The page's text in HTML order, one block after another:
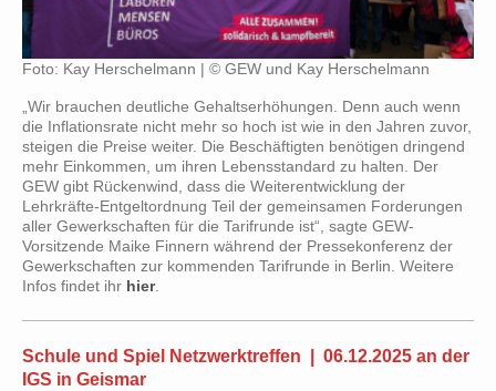
Foto: Kay Herschelmann | © GEW und Kay Herschelmann
„Wir brauchen deutliche Gehaltserhöhungen. Denn auch wenn
die Inflationsrate nicht mehr so hoch ist wie in den Jahren zuvor,
steigen die Preise weiter. Die Beschäftigten benötigen dringend
mehr Einkommen, um ihren Lebensstandard zu halten. Der
GEW gibt Rückenwind, dass die Weiterentwicklung der
Lehrkräfte-Entgeltordnung Teil der gemeinsamen Forderungen
aller Gewerkschaften für die Tarifrunde ist“, sagte GEW-
Vorsitzende Maike Finnern während der Pressekonferenz der
Gewerkschaften zur kommenden Tarifrunde in Berlin. Weitere
Infos findet ihr hier.
Schule und Spiel Netzwerktreffen | 06.12.2025 an der
IGS in Geismar